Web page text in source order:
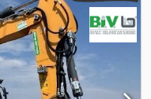
karşı koruma, bom
Elite Paketi; Surround
hidrolik sistem; Hızlı
kova ve 1 adet
= Ek Bilgiler =
kg Seri numarası: